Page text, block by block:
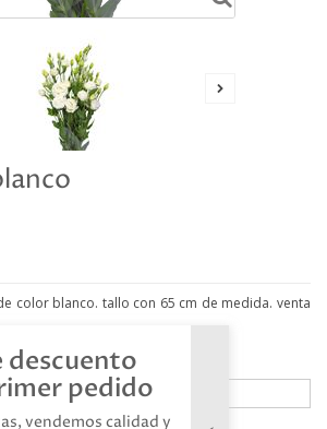
descuento
pedido
vendemos calidad y
color blanco. tallo con 65 cm de medida. venta
disponible